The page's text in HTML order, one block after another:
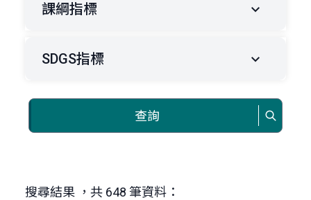
課綱指標
SDGS指標
查詢
搜尋結果 ，共 648 筆資料：